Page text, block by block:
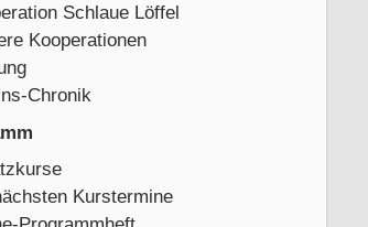
Schlaue Löffel
Kooperationen
Chronik
Kurstermine